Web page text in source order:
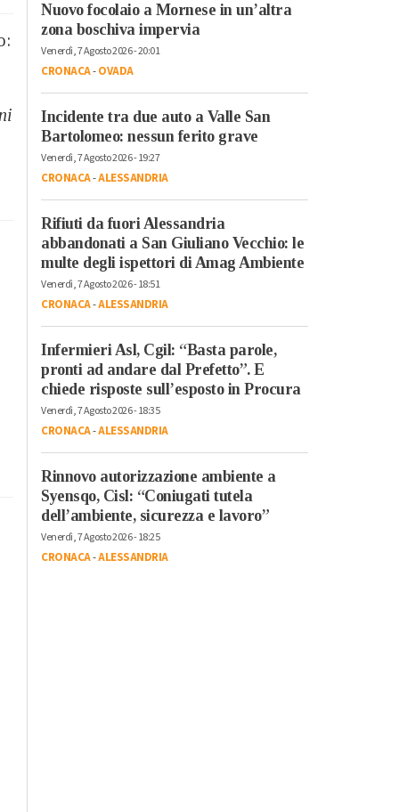
Nuovo focolaio a Mornese in un’altra
zona boschiva impervia
Venerdì, 7 Agosto 2026 - 20:01
CRONACA-OVADA
Incidente tra due auto a Valle San
Bartolomeo: nessun ferito grave
Venerdì, 7 Agosto 2026 - 19:27
CRONACA-ALESSANDRIA
Rifiuti da fuori Alessandria
abbandonati a San Giuliano Vecchio: le
multe degli ispettori di Amag Ambiente
Venerdì, 7 Agosto 2026 - 18:51
CRONACA-ALESSANDRIA
Infermieri Asl, Cgil: “Basta parole,
pronti ad andare dal Prefetto”. E
chiede risposte sull’esposto in Procura
Venerdì, 7 Agosto 2026 - 18:35
CRONACA-ALESSANDRIA
Rinnovo autorizzazione ambiente a
Syensqo, Cisl: “Coniugati tutela
dell’ambiente, sicurezza e lavoro”
Venerdì, 7 Agosto 2026 - 18:25
CRONACA-ALESSANDRIA